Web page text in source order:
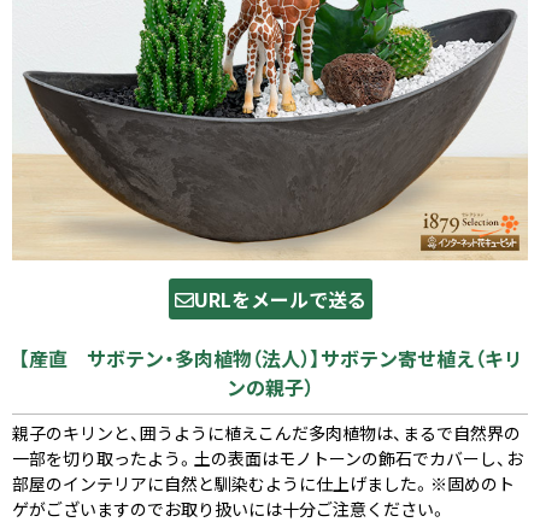
URLをメールで送る
【産直 サボテン・多肉植物（法人）】サボテン寄せ植え（キリ
ンの親子）
親子のキリンと、囲うように植えこんだ多肉植物は、まるで自然界の
一部を切り取ったよう。土の表面はモノトーンの飾石でカバーし、お
部屋のインテリアに自然と馴染むように仕上げました。※固めのト
ゲがございますのでお取り扱いには十分ご注意ください。